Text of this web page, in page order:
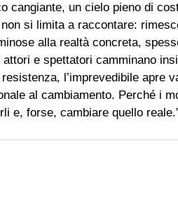
cangiante, un cielo pieno di
si limita a raccontare:
alla realtà concreta,
e spettatori camminano
l’imprevedibile apre
al cambiamento. Perché i
e, forse, cambiare quello